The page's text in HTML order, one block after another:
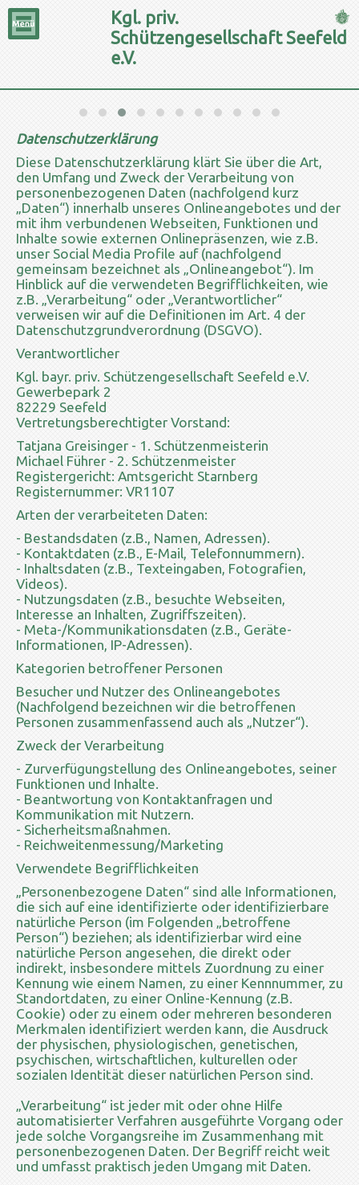
Kgl. priv.
Schützengesellschaft Seefeld
e.V.
Datenschutzerklärung
Diese Datenschutzerklärung klärt Sie über die Art,
den Umfang und Zweck der Verarbeitung von
personenbezogenen Daten (nachfolgend kurz
„Daten“) innerhalb unseres Onlineangebotes und der
mit ihm verbundenen Webseiten, Funktionen und
Inhalte sowie externen Onlinepräsenzen, wie z.B.
unser Social Media Profile auf (nachfolgend
gemeinsam bezeichnet als „Onlineangebot“). Im
Hinblick auf die verwendeten Begrifflichkeiten, wie
z.B. „Verarbeitung“ oder „Verantwortlicher“
verweisen wir auf die Definitionen im Art. 4 der
Datenschutzgrundverordnung (DSGVO).
Verantwortlicher
Kgl. bayr. priv. Schützengesellschaft Seefeld e.V.
Gewerbepark 2
82229 Seefeld
Vertretungsberechtigter Vorstand:
Tatjana Greisinger - 1. Schützenmeisterin
Michael Führer - 2. Schützenmeister
Registergericht: Amtsgericht Starnberg
Registernummer: VR1107
Arten der verarbeiteten Daten:
- Bestandsdaten (z.B., Namen, Adressen).
- Kontaktdaten (z.B., E-Mail, Telefonnummern).
- Inhaltsdaten (z.B., Texteingaben, Fotografien,
Videos).
- Nutzungsdaten (z.B., besuchte Webseiten,
Interesse an Inhalten, Zugriffszeiten).
- Meta-/Kommunikationsdaten (z.B., Geräte-
Informationen, IP-Adressen).
Kategorien betroffener Personen
Besucher und Nutzer des Onlineangebotes
(Nachfolgend bezeichnen wir die betroffenen
Personen zusammenfassend auch als „Nutzer“).
Zweck der Verarbeitung
- Zurverfügungstellung des Onlineangebotes, seiner
Funktionen und Inhalte.
- Beantwortung von Kontaktanfragen und
Kommunikation mit Nutzern.
- Sicherheitsmaßnahmen.
- Reichweitenmessung/Marketing
Verwendete Begrifflichkeiten
„Personenbezogene Daten“ sind alle Informationen,
die sich auf eine identifizierte oder identifizierbare
natürliche Person (im Folgenden „betroffene
Person“) beziehen; als identifizierbar wird eine
natürliche Person angesehen, die direkt oder
indirekt, insbesondere mittels Zuordnung zu einer
Kennung wie einem Namen, zu einer Kennnummer, zu
Standortdaten, zu einer Online-Kennung (z.B.
Cookie) oder zu einem oder mehreren besonderen
Merkmalen identifiziert werden kann, die Ausdruck
der physischen, physiologischen, genetischen,
psychischen, wirtschaftlichen, kulturellen oder
sozialen Identität dieser natürlichen Person sind.
„Verarbeitung“ ist jeder mit oder ohne Hilfe
automatisierter Verfahren ausgeführte Vorgang oder
jede solche Vorgangsreihe im Zusammenhang mit
personenbezogenen Daten. Der Begriff reicht weit
und umfasst praktisch jeden Umgang mit Daten.